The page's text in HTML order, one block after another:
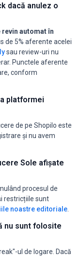
dacă anulez o
automat în
de 5% aferente acelei
sau review-uri nu
Punctele aferente
conform
platformei
de pe Shopilo este
și nu avem
Sole afișate
procesul de
restricțiile sunt
noastre editoriale
nu sunt folosite
ul de logare. Dacă